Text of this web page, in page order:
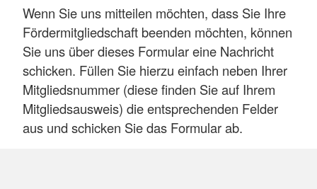
Wenn Sie uns mitteilen möchten, dass Sie Ihre
Fördermitgliedschaft beenden möchten, können
Sie uns über dieses Formular eine Nachricht
schicken. Füllen Sie hierzu einfach neben Ihrer
Mitgliedsnummer (diese finden Sie auf Ihrem
Mitgliedsausweis) die entsprechenden Felder
aus und schicken Sie das Formular ab.